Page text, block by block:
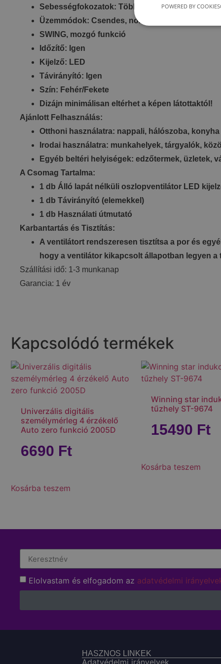
Sebességfokozatok: Többfokozatú normál,
Üzemmódok: Csendes, normál, intenzív
SWING, mozgó funkció
Időzítő: Igen
Kijelző: LED
Távirányító: Igen
Szín: Fehér/Fekete
Dizájn minimálisan eltérhet a képen látottaktól!
Ajánlott Felhasználás:
Otthoni használatra: nappali, hálószoba, konyha
Irodai használatra: munkahelyek, tárgyalók,
Egyéb beltéri helyiségek: edzőtermek, üzletek,
A Csomag Tartalma:
1 db Álló lapát nélküli oszlopventilátor LED
1 db Távirányító (elemekkel)
1 db Használati útmutató
Karbantartás és Tisztítás:
A ventilátort rendszeresen tisztítsa a por és
hogy a ventilátor kikapcsolt állapotban legyen a
Szállítási idő: 1-3 munkanap
Garancia: 1 év
Kapcsolódó termékek
Univerzális digitális
személymérleg 4 érzékelő
Auto zero funkció 2005D
6690 Ft
Kosárba teszem
Winning star
tűzhely ST-9674
15490 Ft
Kosárba teszem
Elolvastam és elfogadom az adatvédelmi
HASZNOS LINKEK
POWERED BY